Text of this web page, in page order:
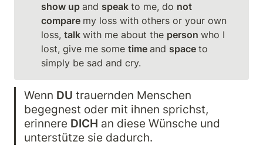
show up and speak to me, do not
compare my loss with others or your own
loss, talk with me about the person who I
lost, give me some time and space to
Wenn DU trauernden Menschen
begegnest oder mit ihnen sprichst,
erinnere DICH an diese Wünsche und
unterstütze sie dadurch.